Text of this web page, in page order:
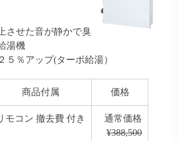
させた音が静かで臭
湯機
５％アップ(ターボ給湯）
商品付属 価格
モコン 撤去費 付き
通常価格
¥388,500